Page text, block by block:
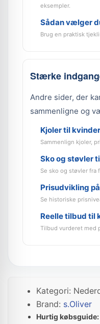
eksempler.
Sådan vælger
Brug en praktisk
Stærke
Andre sider, der
sammenligne og
Kjoler til kvinder
Sammenlign kjoler,
Sko og støvler
Se sko og støvler fra
Prisudvikling
Se historiske
Reelle tilbud til
Tilbud vurderet med
Kategori:
Brand: s.Oliver
Hurtig købsguide: